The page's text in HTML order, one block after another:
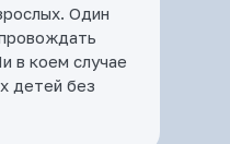
Один
в коем случае
детей без